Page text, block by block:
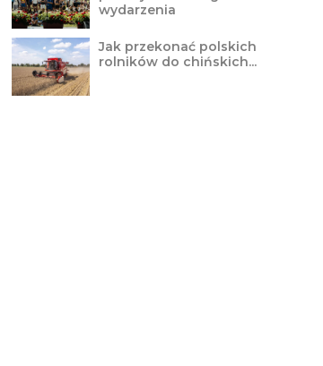
wydarzenia
Jak przekonać polskich
rolników do chińskich...